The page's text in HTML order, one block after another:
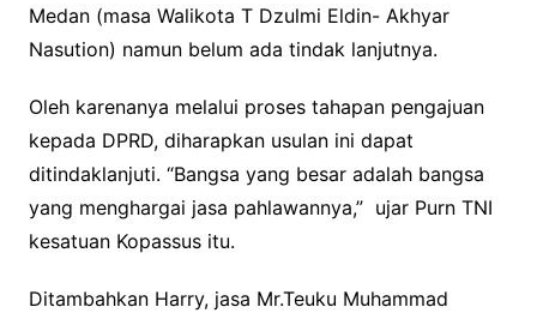
Medan (masa Walikota T Dzulmi Eldin- Akhyar
Nasution) namun belum ada tindak lanjutnya.
Oleh karenanya melalui proses tahapan pengajuan
kepada DPRD, diharapkan usulan ini dapat
ditindaklanjuti. “Bangsa yang besar adalah bangsa
yang menghargai jasa pahlawannya,” ujar Purn TNI
kesatuan Kopassus itu.
Ditambahkan Harry, jasa Mr.Teuku Muhammad